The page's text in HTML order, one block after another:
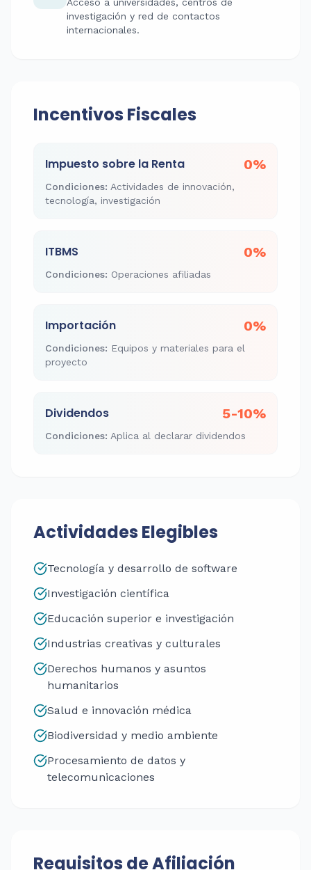
investigación y red de contactos
internacionales.
Incentivos Fiscales
Impuesto sobre la Renta 0%
Condiciones: Actividades de innovación,
tecnología, investigación
ITBMS 0%
Condiciones: Operaciones afiliadas
Importación 0%
Condiciones: Equipos y materiales para el
proyecto
Dividendos 5-10%
Condiciones: Aplica al declarar dividendos
Actividades Elegibles
Tecnología y desarrollo de software
Investigación científica
Educación superior e investigación
Industrias creativas y culturales
Derechos humanos y asuntos
humanitarios
Salud e innovación médica
Biodiversidad y medio ambiente
Procesamiento de datos y
telecomunicaciones
Requisitos de Afiliación